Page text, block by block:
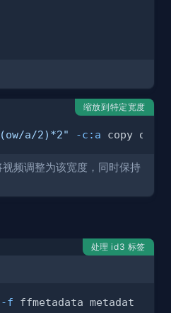
缩放到特定宽度
a/2)*2" -c:a
频调整为该宽度，同时保持
处理 id3 标签
-f ffmetadata metadat